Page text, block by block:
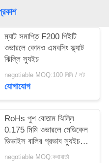
ম্যাট সমাপ্তি F200 পিইটি
ওভারলে কোনও এমবসিং ফ্ল্যাট
ঝিল্লি স্যুইচ
negotiable MOQ:100 পিসি / লট
যোগাযোগ
RoHs পুশ বোতাম ঝিল্লি
0.175 মিমি ওভারলে মেডিকেল
ডিভাইস বালির প্রভাব স্যুইচ
negotiable MOQ:কথাবার্তা